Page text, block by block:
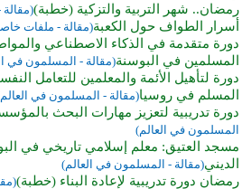
رمضان.. شهر التربية والتزكية (خطبة)
أسرار الطواف حول الكعبة(مقالة - ملفات
دورة متقدمة في الذكاء الاصطناعي
المسلمين في البوسنة(مقالة - المسلمون في
دورة لتأهيل الأئمة والمعلمين للتعامل
المسلم في روسيا(مقالة - المسلمون في
دورة تدريبية لتعزيز مهارات البحث
المسلمون في العالم)
مسجد العتيق: معلم إسلامي تاريخي في
الديني(مقالة - المسلمون في العالم)
رمضان دورة تدريبية لإعادة البناء (خطبة)